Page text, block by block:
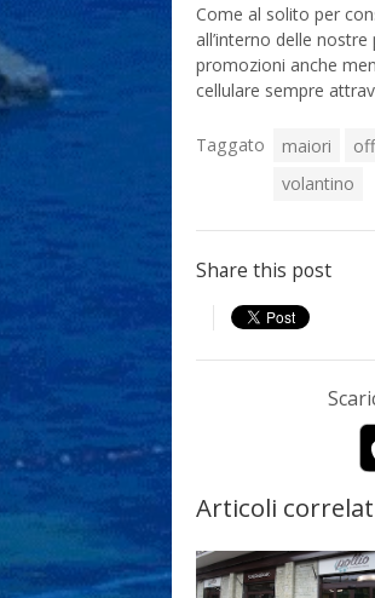
Come al solito per
all’interno delle
promozioni anche
cellulare sempre
Taggato maiori
volantino
Share this post
Articoli